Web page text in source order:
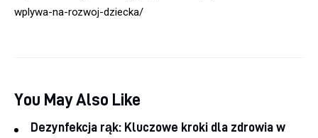
wplywa-na-rozwoj-dziecka/
You May Also Like
Dezynfekcja rąk: Kluczowe kroki dla zdrowia w